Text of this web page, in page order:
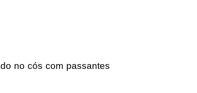
no cós com passantes